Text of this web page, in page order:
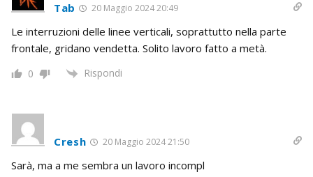
Tab 20 Maggio 2024 20:49
Le interruzioni delle linee verticali, soprattutto nella parte
frontale, gridano vendetta. Solito lavoro fatto a metà.
0 Rispondi
Cresh 20 Maggio 2024 21:50
Sarà, ma a me sembra un lavoro incompl